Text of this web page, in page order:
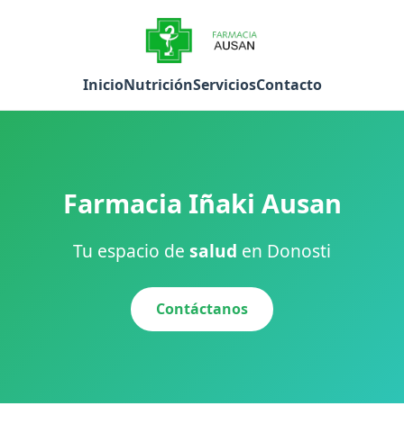
InicioNutriciónServiciosContacto
Farmacia Iñaki Ausan
Tu espacio de salud en Donosti
Contáctanos